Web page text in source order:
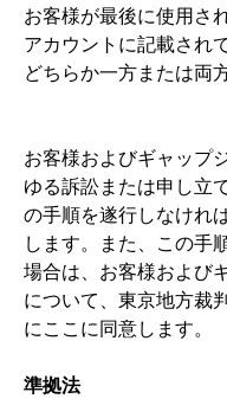
お客様が最後に使用さ
アカウントに記載され
どちらか一方または両方
お客様およびギャップ
ゆる訴訟または申し立
の手順を遂行しなけれ
します。また、この手
場合は、お客様および
について、東京地方裁
にここに同意します。
準拠法